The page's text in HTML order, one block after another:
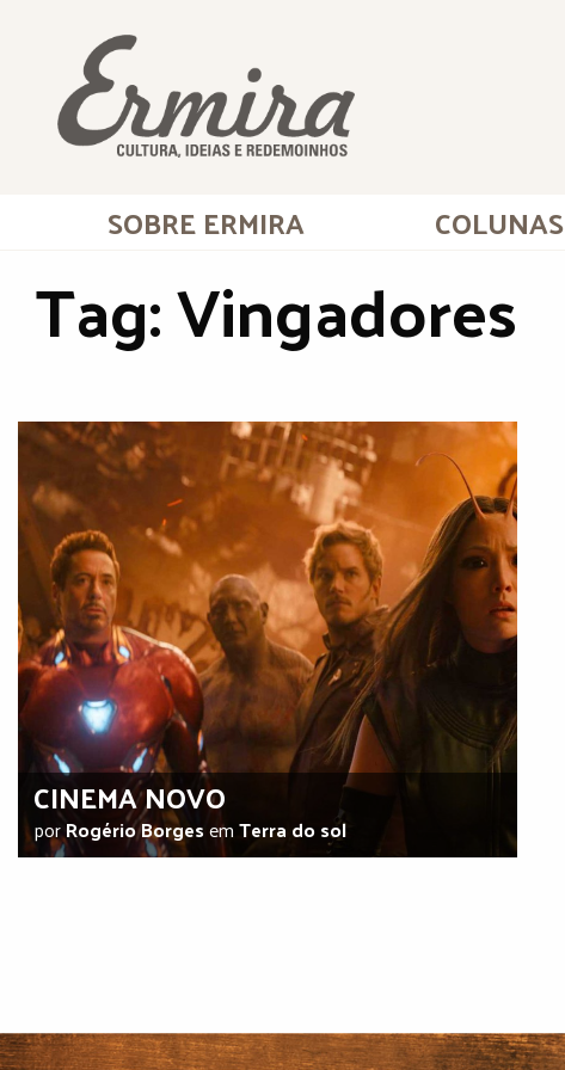
SOBRE ERMIRA COLUNAS
Tag:Vingadores
CINEMA NOVO
porRogério BorgesemTerra do sol